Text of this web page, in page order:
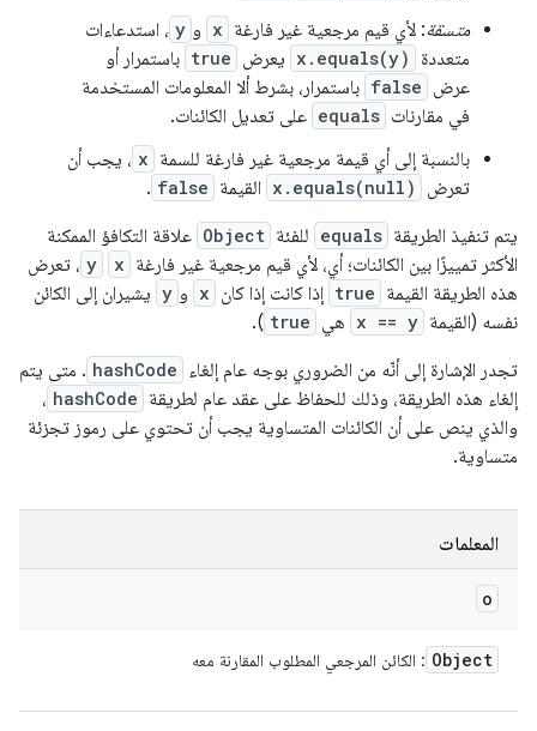
متسقة: لأي قيم مرجعية غير فارغة x و y ، استدعاءات
متعددة
x.equals(y) يعرض true باستمرار أو
عرض false باستمرار، بشرط ألا المعلومات المستخدمة
في مقارنات equals على تعديل الكائنات.
بالنسبة إلى أي قيمة مرجعية غير فارغة للسمة x ، يجب أن
تعرض
x.equals(null) القيمة false
.
يتم تنفيذ الطريقة equals للفئة Object علاقة التكافؤ الممكنة
الأكثر تمييزًا بين الكائنات؛ أي، لأي قيم مرجعية غير فارغة x
y ، تعرض
هذه الطريقة القيمة true إذا كانت إذا كان x و y يشيران إلى الكائن
نفسه (القيمة x == y هي true
).
تجدر الإشارة إلى أنّه من الضروري بوجه عام إلغاء hashCode . متى يتم
إلغاء هذه الطريقة، وذلك للحفاظ على عقد عام لطريقة hashCode ،
والذي ينص على أن الكائنات المتساوية يجب أن تحتوي على رموز تجزئة
متساوية.
المعلمات
o
Object : الكائن المرجعي المطلوب المقارنة معه